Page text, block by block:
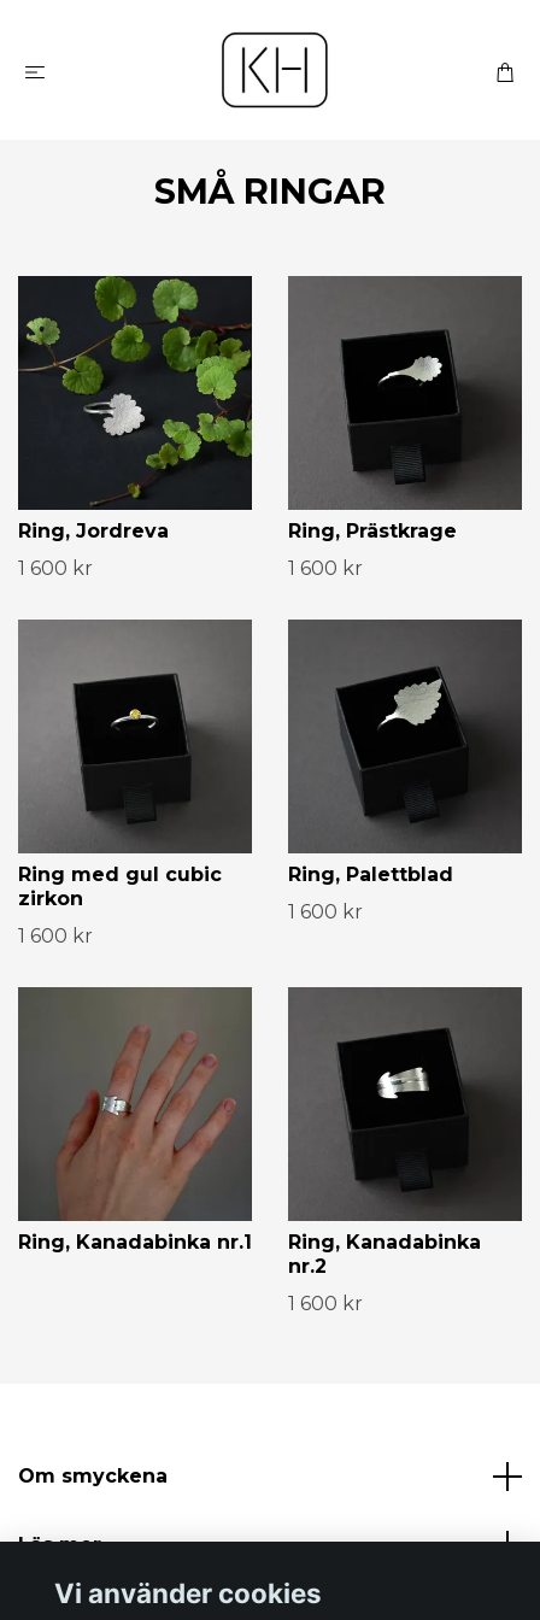
SMÅ RINGAR
Ring, Jordreva
1 600 kr
Ring, Prästkrage
1 600 kr
Ring med gul cubic
zirkon
1 600 kr
Ring, Palettblad
1 600 kr
Ring, Kanadabinka nr.1
Ring, Kanadabinka
nr.2
1 600 kr
Om smyckena
Läs mer
Vi använder cookies